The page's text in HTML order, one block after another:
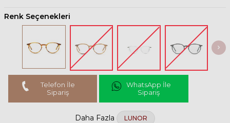
Renk Seçenekleri
Telefon İle
Sipariş
WhatsApp İle
Sipariş
Daha Fazla LUNOR